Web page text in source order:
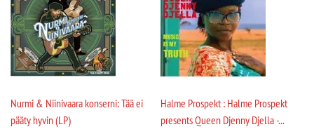
Nurmi & Niinivaara konserni: Tää ei
pääty hyvin (LP)
Halme Prospekt : Halme Prospekt
presents Queen Djenny Djella -...